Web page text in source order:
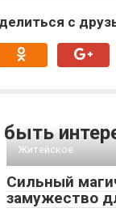
с
Житейское
Сильный
замужество